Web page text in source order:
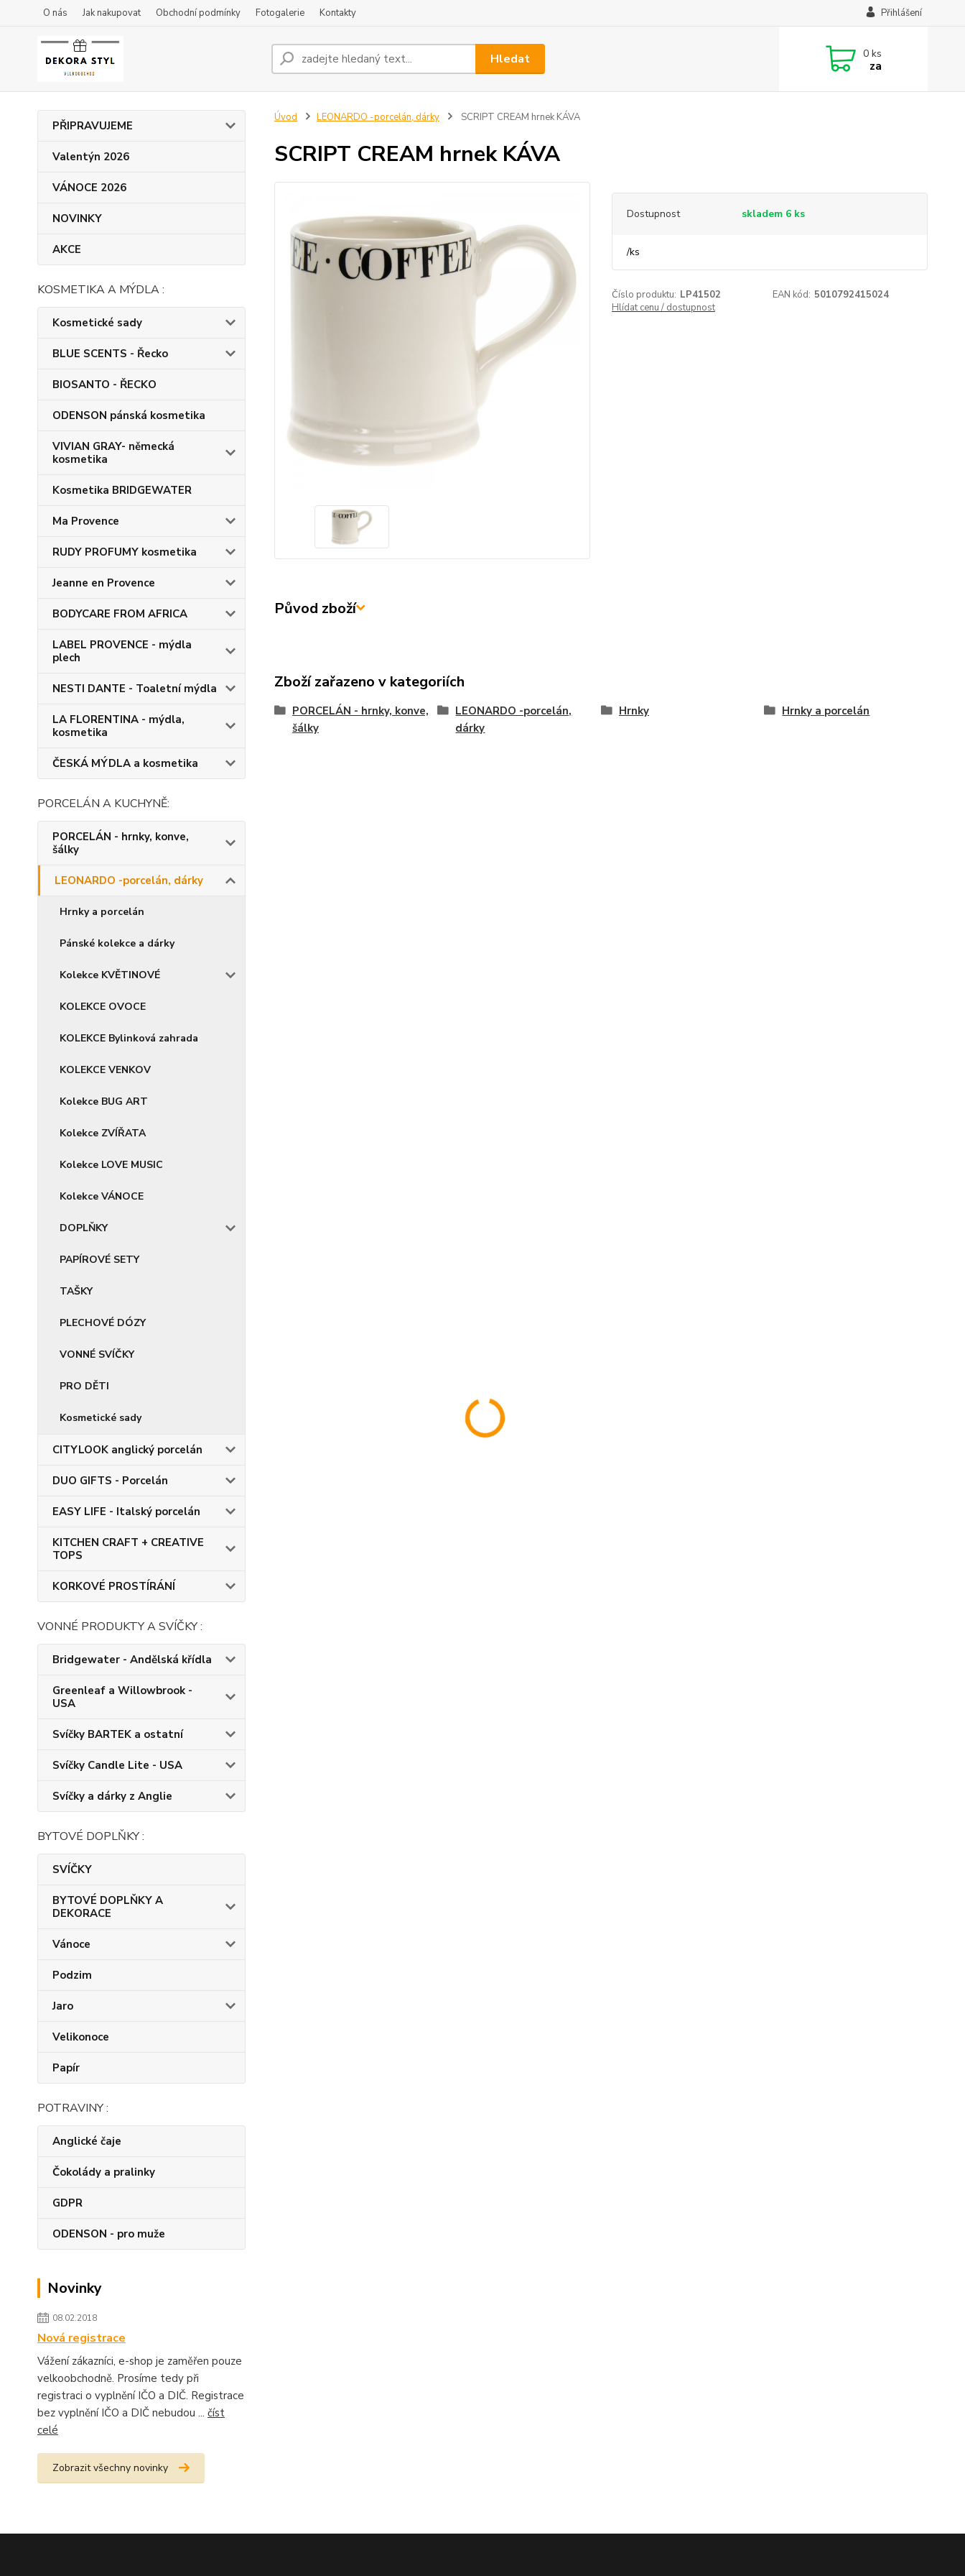
O nás Jak nakupovat Obchodní podmínky Fotogalerie Kontakty Přihlášení
Hledat 0 ks
za
PŘIPRAVUJEME
Valentýn 2026
VÁNOCE 2026
NOVINKY
AKCE
KOSMETIKA A MÝDLA :
Kosmetické sady
BLUE SCENTS - Řecko
BIOSANTO - ŘECKO
ODENSON pánská kosmetika
VIVIAN GRAY- německá
kosmetika
Kosmetika BRIDGEWATER
Ma Provence
RUDY PROFUMY kosmetika
Jeanne en Provence
BODYCARE FROM AFRICA
LABEL PROVENCE - mýdla
plech
NESTI DANTE - Toaletní mýdla
LA FLORENTINA - mýdla,
kosmetika
ČESKÁ MÝDLA a kosmetika
PORCELÁN A KUCHYNĚ:
PORCELÁN - hrnky, konve,
šálky
LEONARDO -porcelán, dárky
Hrnky a porcelán
Pánské kolekce a dárky
Kolekce KVĚTINOVÉ
KOLEKCE OVOCE
KOLEKCE Bylinková zahrada
KOLEKCE VENKOV
Kolekce BUG ART
Kolekce ZVÍŘATA
Kolekce LOVE MUSIC
Kolekce VÁNOCE
DOPLŇKY
PAPÍROVÉ SETY
TAŠKY
PLECHOVÉ DÓZY
VONNÉ SVÍČKY
PRO DĚTI
Kosmetické sady
CITYLOOK anglický porcelán
DUO GIFTS - Porcelán
EASY LIFE - Italský porcelán
KITCHEN CRAFT + CREATIVE
TOPS
KORKOVÉ PROSTÍRÁNÍ
VONNÉ PRODUKTY A SVÍČKY :
Bridgewater - Andělská křídla
Greenleaf a Willowbrook -
USA
Svíčky BARTEK a ostatní
Svíčky Candle Lite - USA
Svíčky a dárky z Anglie
BYTOVÉ DOPLŇKY :
SVÍČKY
BYTOVÉ DOPLŇKY A
DEKORACE
Vánoce
Podzim
Jaro
Velikonoce
Papír
POTRAVINY :
Anglické čaje
Čokolády a pralinky
GDPR
ODENSON - pro muže
Novinky
08.02.2018
Nová registrace
Vážení zákazníci, e-shop je zaměřen pouze
velkoobchodně. Prosíme tedy při
registraci o vyplnění IČO a DIČ. Registrace
bez vyplnění IČO a DIČ nebudou ... číst
celé
Zobrazit všechny novinky
Úvod LEONARDO -porcelán, dárky SCRIPT CREAM hrnek KÁVA
SCRIPT CREAM hrnek KÁVA
Dostupnost skladem 6 ks
/ks
Číslo produktu: LP41502 EAN kód: 5010792415024
Hlídat cenu / dostupnost
Původ zboží
Zboží zařazeno v kategoriích
PORCELÁN - hrnky, konve,
šálky
LEONARDO -porcelán,
dárky
Hrnky Hrnky a porcelán